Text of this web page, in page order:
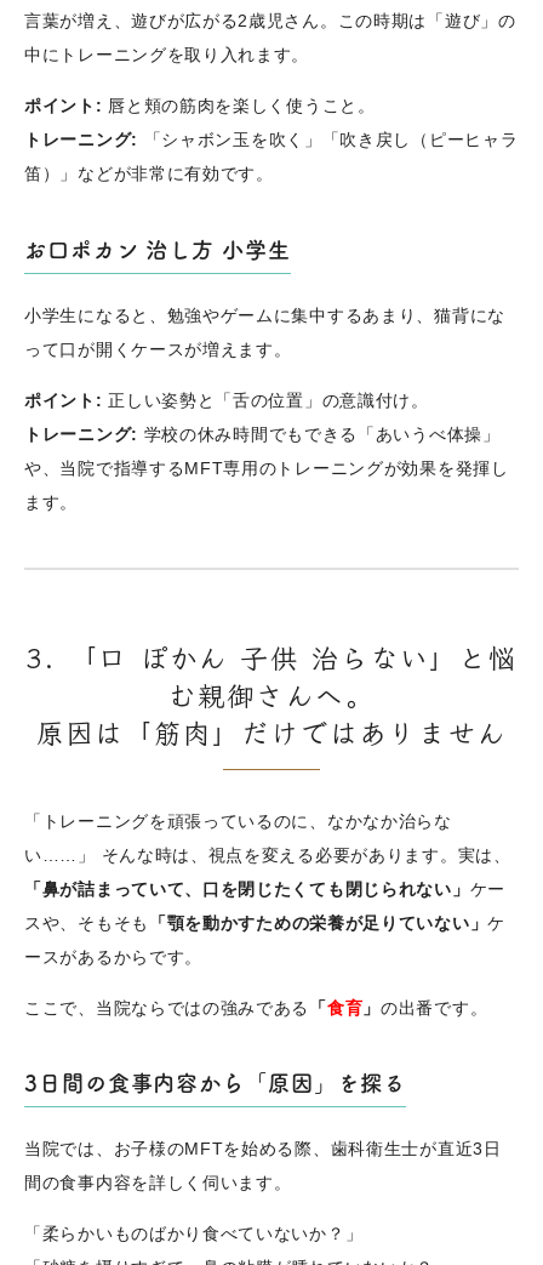
言葉が増え、遊びが広がる2歳児さん。この時期は「遊び」の
中にトレーニングを取り入れます。
ポイント: 唇と頬の筋肉を楽しく使うこと。
トレーニング:
「シャボン玉を吹く」「吹き戻し（ピーヒャラ
笛）」などが非常に有効です。
お口ポカン 治し方 小学生
小学生になると、勉強やゲームに集中するあまり、猫背にな
って口が開くケースが増えます。
ポイント: 正しい姿勢と「舌の位置」の意識付け。
トレーニング: 学校の休み時間でもできる「あいうべ体操」
や、当院で指導するMFT専用のトレーニングが効果を発揮し
ます。
3. 「口 ぽかん 子供 治らない」と悩
む親御さんへ。
原因は「筋肉」だけではありません
「トレーニングを頑張っているのに、なかなか治らな
い……」 そんな時は、視点を変える必要があります。実は、
「鼻が詰まっていて、口を閉じたくても閉じられない」 ケー
スや、そもそも
「顎を動かすための栄養が足りていない」ケ
ースがあるからです。
ここで、当院ならではの強みである 「食育 」の出番です。
3日間の食事内容から「原因」を探る
当院では、お子様のMFTを始める際、歯科衛生士が直近3日
間の食事内容を詳しく伺います。
「柔らかいものばかり食べていないか？」